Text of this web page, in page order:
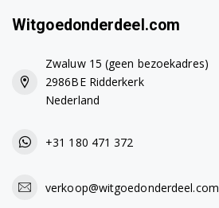
Witgoedonderdeel.com
Zwaluw 15 (geen bezoekadres)
2986BE Ridderkerk
Nederland
+31 180 471 372
verkoop@witgoedonderdeel.com